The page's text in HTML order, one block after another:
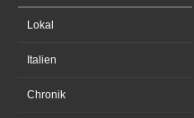
Lokal
Italien
Chronik